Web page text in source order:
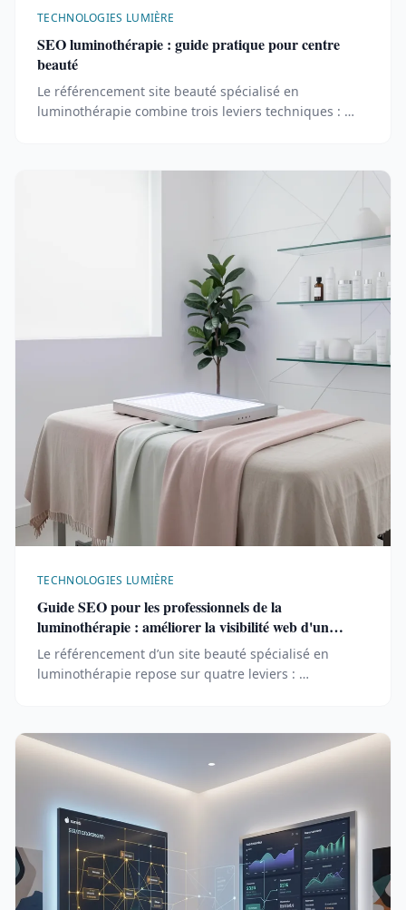
TECHNOLOGIES LUMIÈRE
SEO luminothérapie : guide pratique pour centre
beauté
Le référencement site beauté spécialisé en
luminothérapie combine trois leviers techniques : …
TECHNOLOGIES LUMIÈRE
Guide SEO pour les professionnels de la
luminothérapie : améliorer la visibilité web d'un
centre esthétique
Le référencement d’un site beauté spécialisé en
luminothérapie repose sur quatre leviers : …